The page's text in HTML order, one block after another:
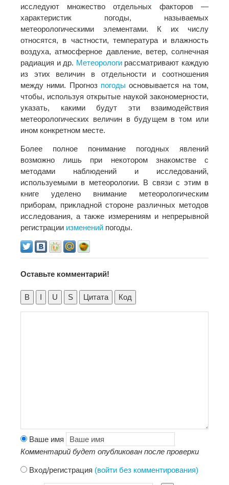
исследуют множество отдельных факторов —
характеристик погоды, называемых
метеорологическими элементами. К их числу
относятся, в частности, температура и влажность
воздуха, атмосферное давление, ветер, солнечная
радиация и др. Метеорологирассматривают каждую
из этих величин в отдельности и соотношения
между ними. Прогноз погоды основывается на том,
чтобы, используя открытые наукой закономерности,
указать, какими будут эти взаимодействия
метеорологических величин в будущем в том или
ином конкретном месте.
Более полное понимание погодных явлений
возможно лишь при некотором знакомстве с
методами наблюдений и исследований,
используемыми в метеорологии. В связи с этим в
книге уделено внимание метеорологическим
приборам, прикладной стороне различных методов
исследования, а также измерениям и непрерывной
регистрации изменений погоды.
Оставьте комментарий!
B I U S Цитата Код
Ваше имя
Комментарий будет опубликован после проверки
Вход/регистрация (войти без комментирования)